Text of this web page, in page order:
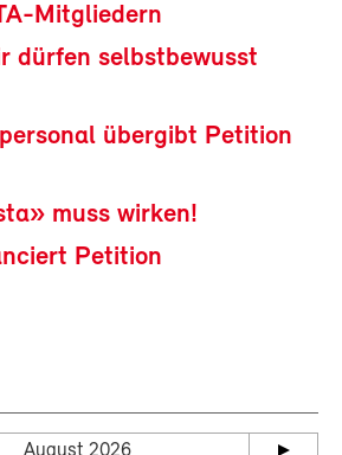
Mitgliedern
dürfen selbstbewusst
übergibt Petition
muss wirken!
Petition
August 2026